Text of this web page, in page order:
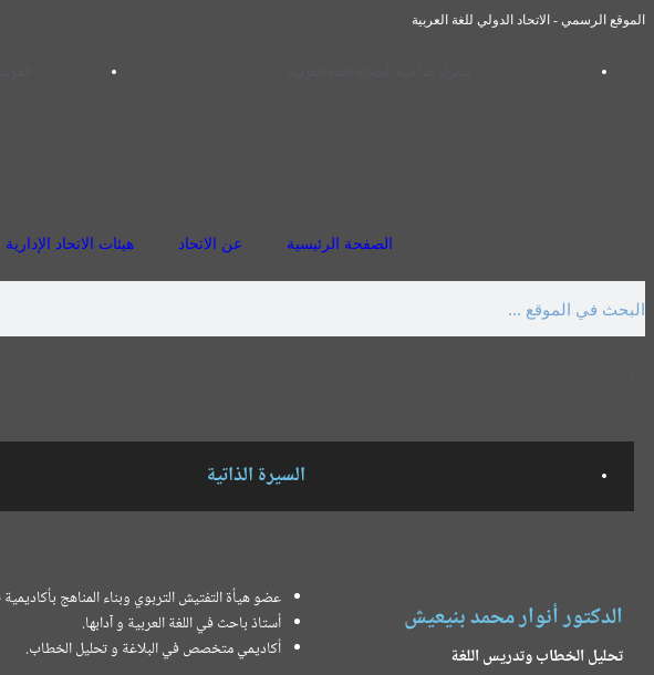
الموقع الرسمي - الاتحاد الدولي للغة العربية
الصفحة الرئيسية عن الاتحاد هيئات الاتحاد الإدارية
.
السيرة الذاتية
الدكتور أنوار محمد بنيعيش
تحليل الخطاب وتدريس اللغة
عضو هيأة التفتيش التربوي وبناء المناهج
أستاذ باحث في اللغة العربية و آدابها.
أكاديمي متخصص في البلاغة و تحليل الخطاب.